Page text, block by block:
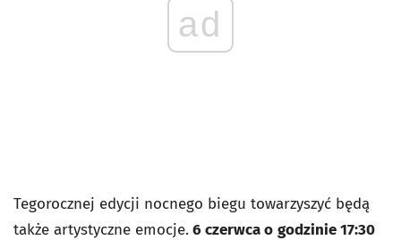
ad
Tegorocznej edycji nocnego biegu towarzyszyć będą
także artystyczne emocje. 6 czerwca o godzinie 17:30